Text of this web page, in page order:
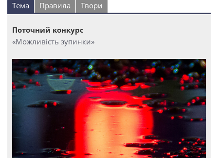
Тема Правила Твори
Поточний конкурс
«Можливість зупинки»